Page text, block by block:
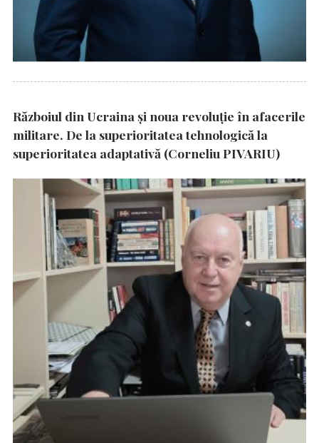
Războiul din Ucraina și noua revoluție în afacerile
militare. De la superioritatea tehnologică la
superioritatea adaptativă (Corneliu PIVARIU)